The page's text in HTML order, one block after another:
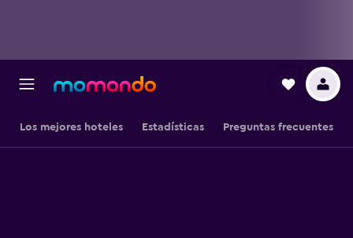
Los mejores hoteles Estadísticas Preguntas frecuentes